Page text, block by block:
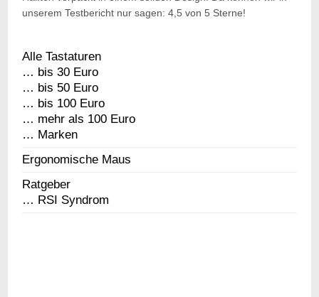
unserem Testbericht nur sagen: 4,5 von 5 Sterne!
Alle Tastaturen
… bis 30 Euro
… bis 50 Euro
… bis 100 Euro
… mehr als 100 Euro
… Marken
Ergonomische Maus
Ratgeber
… RSI Syndrom